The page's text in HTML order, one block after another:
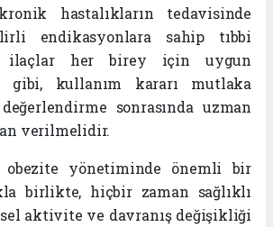
hastalıkların tedavisinde
endikasyonlara sahip tıbbi
ilaçlar her birey için uygun
gibi, kullanım kararı mutlaka
sonrasında uzman
verilmelidir.
yönetiminde önemli bir
birlikte, hiçbir zaman sağlıklı
aktivite ve davranış değişikliği